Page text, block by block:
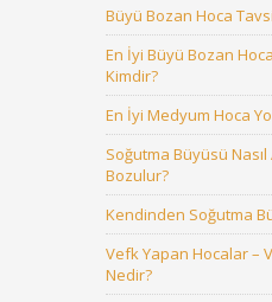
Büyü Bozan Hoca
En İyi Büyü Bozan
Kimdir?
En İyi Medyum Hoca
Soğutma Büyüsü Nasıl
Bozulur?
Kendinden Soğutma
Vefk Yapan Hocalar –
Nedir?